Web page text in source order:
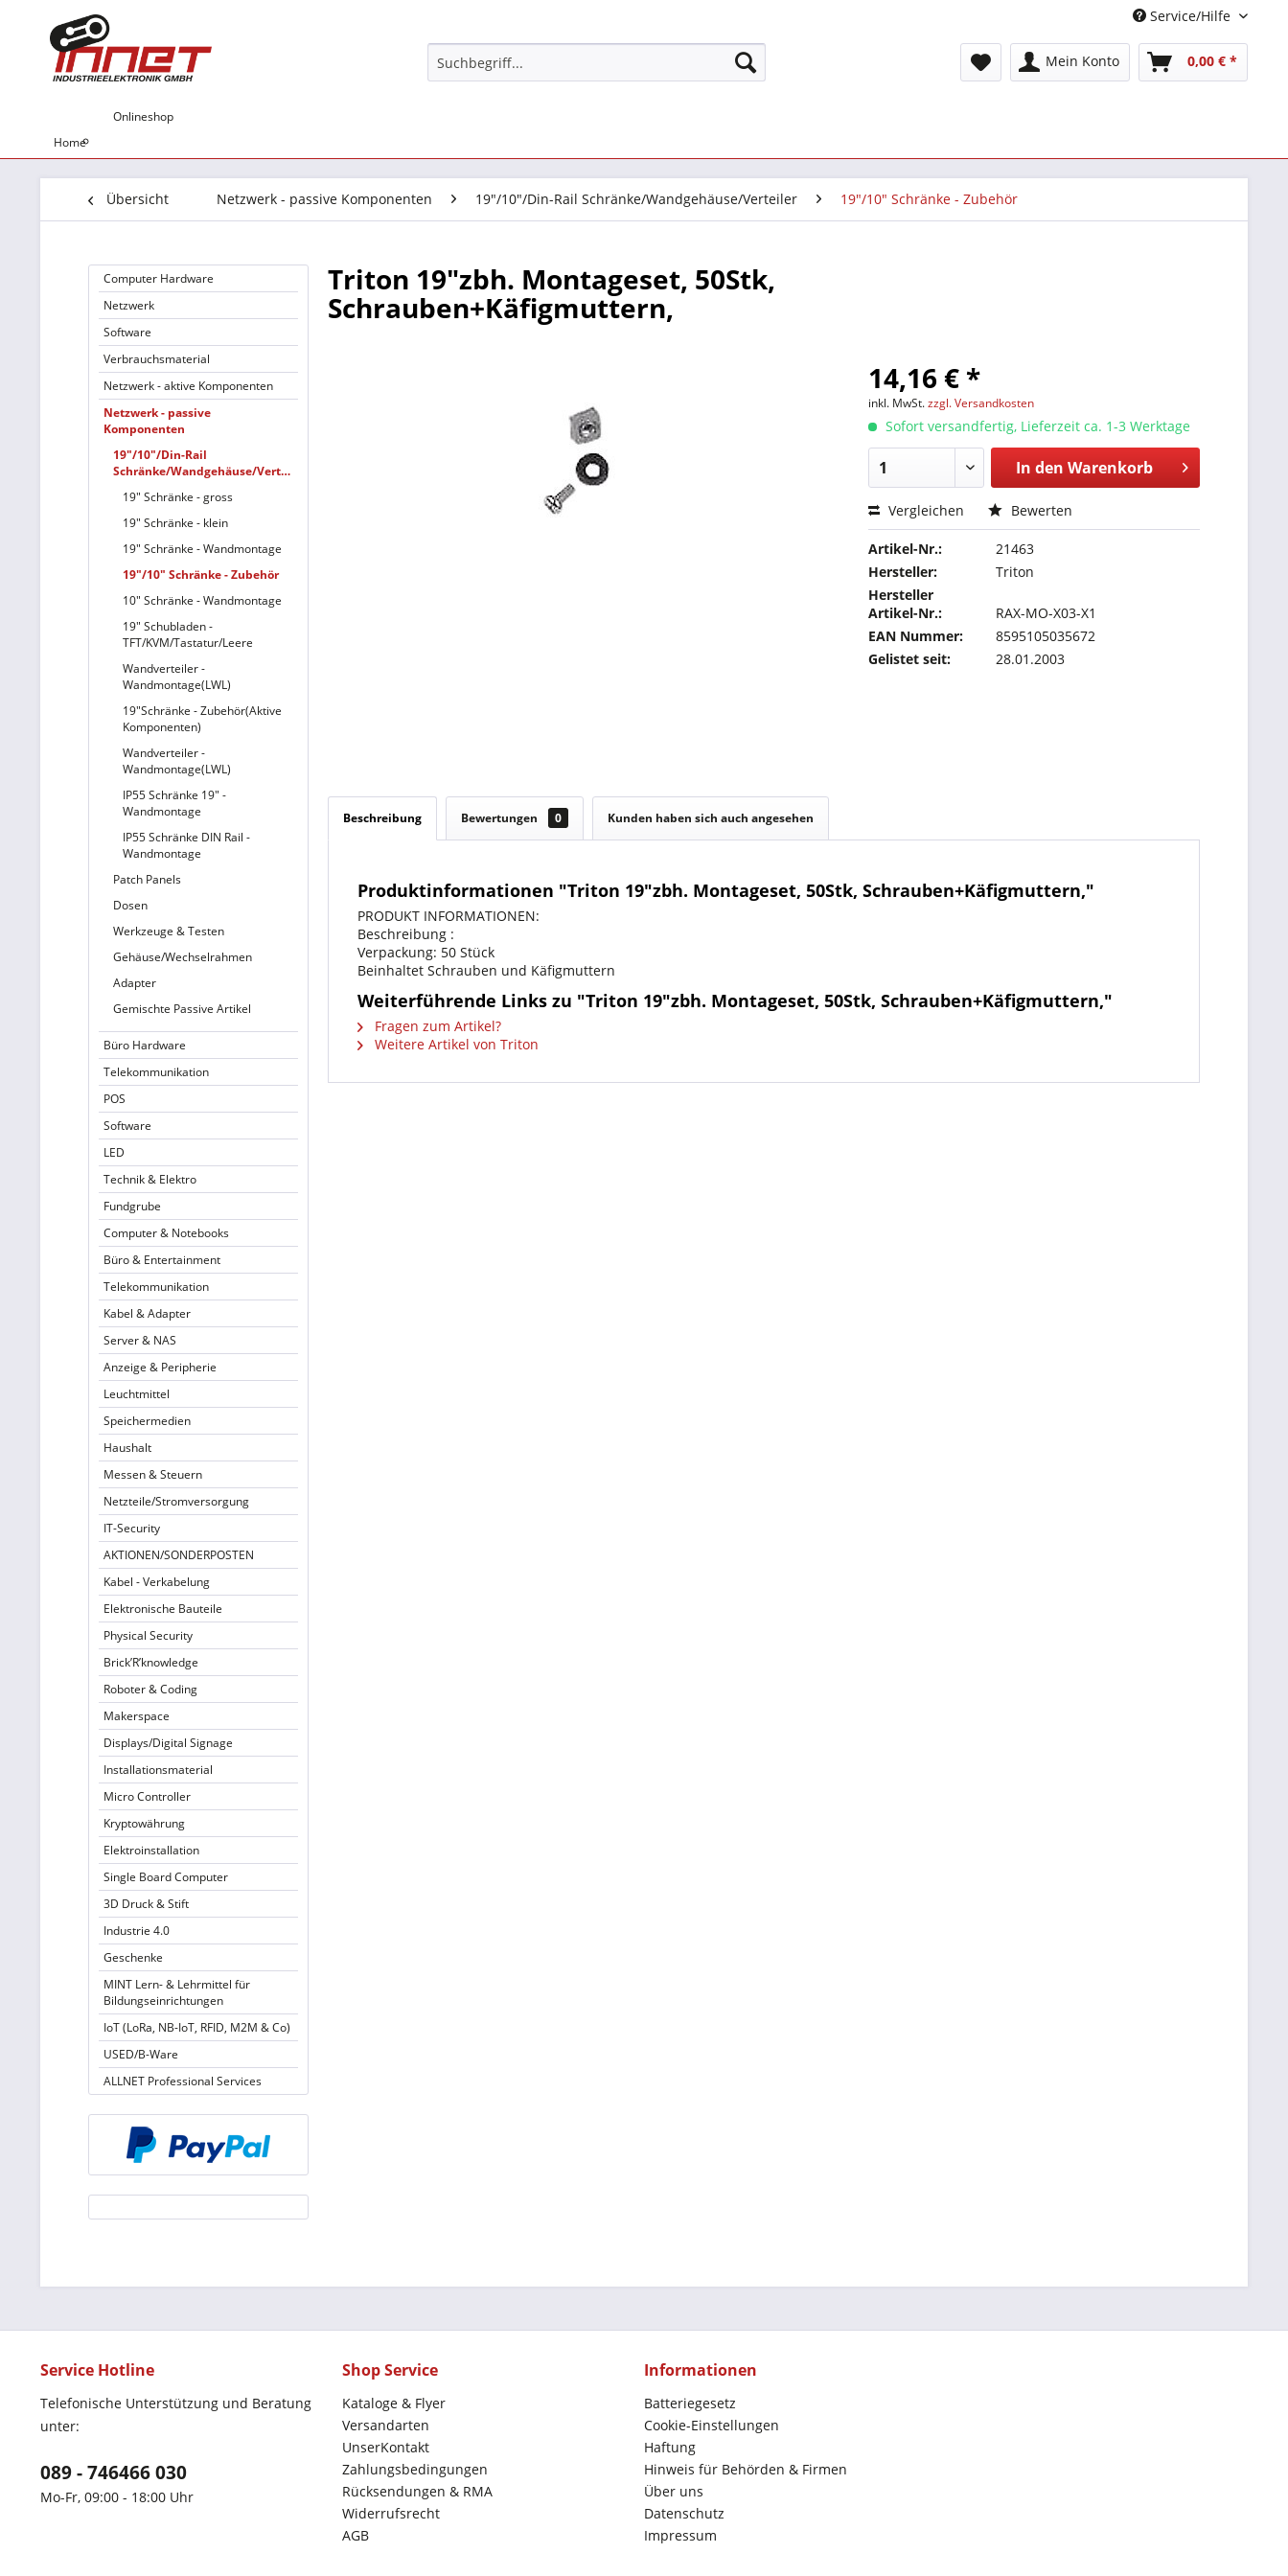
Service/Hilfe
Mein Konto 0,00 € *
Home
Onlineshop
Übersicht Netzwerk - passive Komponenten 19"/10"/Din-Rail Schränke/Wandgehäuse/Verteiler 19"/10" Schränke - Zubehör
Computer Hardware
Netzwerk
Software
Verbrauchsmaterial
Netzwerk - aktive Komponenten
Netzwerk - passive
Komponenten
19"/10"/Din-Rail
Schränke/Wandgehäuse/Verteiler
19" Schränke - gross
19" Schränke - klein
19" Schränke - Wandmontage
19"/10" Schränke - Zubehör
10" Schränke - Wandmontage
19" Schubladen -
TFT/KVM/Tastatur/Leere
Wandverteiler -
Wandmontage(LWL)
19"Schränke - Zubehör(Aktive
Komponenten)
Wandverteiler -
Wandmontage(LWL)
IP55 Schränke 19" -
Wandmontage
IP55 Schränke DIN Rail -
Wandmontage
Patch Panels
Dosen
Werkzeuge & Testen
Gehäuse/Wechselrahmen
Adapter
Gemischte Passive Artikel
Büro Hardware
Telekommunikation
POS
Software
LED
Technik & Elektro
Fundgrube
Computer & Notebooks
Büro & Entertainment
Telekommunikation
Kabel & Adapter
Server & NAS
Anzeige & Peripherie
Leuchtmittel
Speichermedien
Haushalt
Messen & Steuern
Netzteile/Stromversorgung
IT-Security
AKTIONEN/SONDERPOSTEN
Kabel - Verkabelung
Elektronische Bauteile
Physical Security
Brick’R’knowledge
Roboter & Coding
Makerspace
Displays/Digital Signage
Installationsmaterial
Micro Controller
Kryptowährung
Elektroinstallation
Single Board Computer
3D Druck & Stift
Industrie 4.0
Geschenke
MINT Lern- & Lehrmittel für
Bildungseinrichtungen
IoT (LoRa, NB-IoT, RFID, M2M & Co)
USED/B-Ware
ALLNET Professional Services
Triton 19"zbh. Montageset, 50Stk,
Schrauben+Käfigmuttern,
14,16 € *
inkl. MwSt.zzgl. Versandkosten
Sofort versandfertig, Lieferzeit ca. 1-3 Werktage
In den Warenkorb
Vergleichen Bewerten
Artikel-Nr.:
21463
Hersteller:
Triton
Hersteller
Artikel-Nr.:
RAX-MO-X03-X1
EAN Nummer:
8595105035672
Gelistet seit:
28.01.2003
Beschreibung Bewertungen 0 Kunden haben sich auch angesehen
Produktinformationen "Triton 19"zbh. Montageset, 50Stk, Schrauben+Käfigmuttern,"
PRODUKT INFORMATIONEN:
Beschreibung :
Verpackung: 50 Stück
Beinhaltet Schrauben und Käfigmuttern
Weiterführende Links zu "Triton 19"zbh. Montageset, 50Stk, Schrauben+Käfigmuttern,"
Fragen zum Artikel?
Weitere Artikel von Triton
Service Hotline
Telefonische Unterstützung und Beratung
unter:
089 - 746466 030
Mo-Fr, 09:00 - 18:00 Uhr
Shop Service
Kataloge & Flyer
Versandarten
UnserKontakt
Zahlungsbedingungen
Rücksendungen & RMA
Widerrufsrecht
AGB
Informationen
Batteriegesetz
Cookie-Einstellungen
Haftung
Hinweis für Behörden & Firmen
Über uns
Datenschutz
Impressum